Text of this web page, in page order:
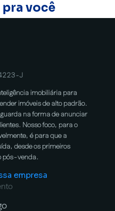
você
4223-J
imobiliária para
imóveis de alto padrão.
na forma de anunciar
Nosso foco, para o
é para que a
desde os primeiros
pós-venda.
empresa